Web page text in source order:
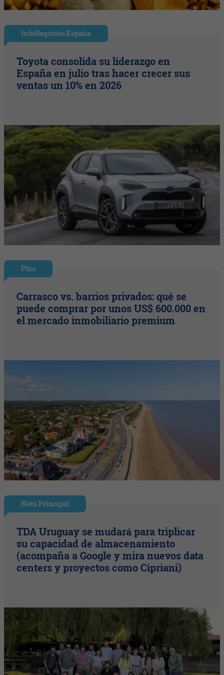
InfoNegocios España
Toyota consolida su liderazgo en
España en julio tras hacer crecer sus
ventas un 10% en 2026
Plus
Carrasco vs. barrios privados: qué se
puede comprar por unos US$ 600.000 en
el mercado inmobiliario premium
Nota Principal
TDA Uruguay se mudará para triplicar
su capacidad de almacenamiento
(acompaña a Google y mira nuevos data
centers y proyectos como Cipriani)